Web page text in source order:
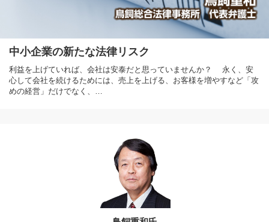
中小企業の新たな法律リスク
利益を上げていれば、会社は安泰だと思っていませんか？ 永く、安
心して会社を続けるためには、売上を上げる、お客様を増やすなど「攻
めの経営」だけでなく、…